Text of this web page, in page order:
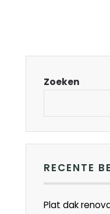
Zoeken
RECENTE
Plat dak